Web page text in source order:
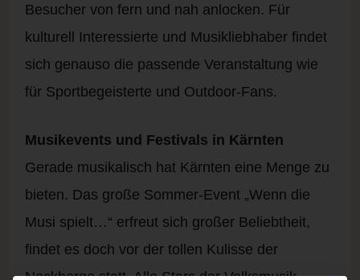
Besucher von fern und nah anlocken. Für
kulturell Interessierte und Musikliebhaber findet
sich genauso die passende Veranstaltung wie
für Sportbegeisterte und Outdoor-Fans.
Musikevents und Festivals in Kärnten
Gerade musikalisch hat Kärnten eine Menge zu
bieten. Das große Sommer-Event „Wenn die
Musi spielt…“ erfreut sich großer Beliebtheit,
findet es doch vor der tollen Kulisse der